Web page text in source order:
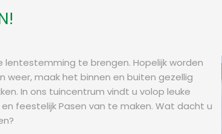
lentestemming te brengen. Hopelijk worden
weer, maak het binnen en buiten gezellig
In ons tuincentrum vindt u volop leuke
feestelijk Pasen van te maken. Wat dacht u